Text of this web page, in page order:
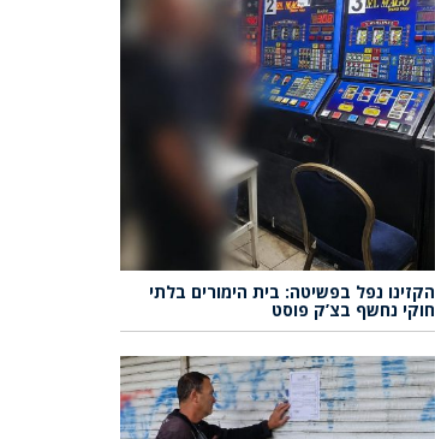
הקזינו נפל בפשיטה: בית הימורים בלתי
חוקי נחשף בצ’ק פוסט